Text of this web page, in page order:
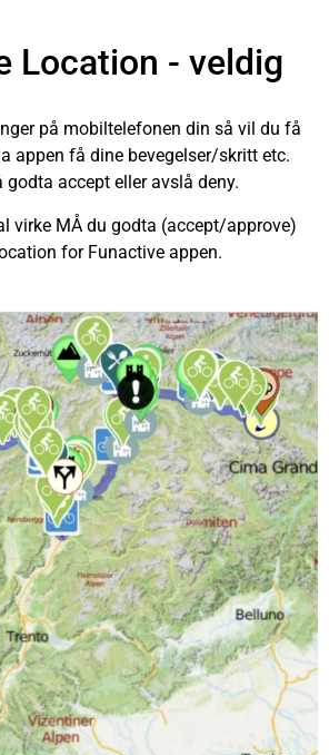
Location - veldig
på mobiltelefonen din så vil du få
appen få dine bevegelser/skritt etc.
godta accept eller avslå deny.
virke MÅ du godta (accept/approve)
for Funactive appen.